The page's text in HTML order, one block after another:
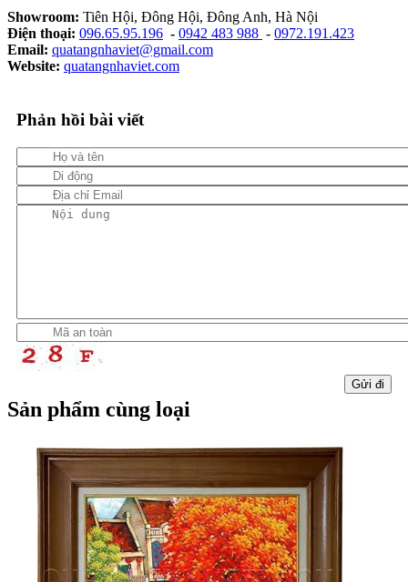
Showroom: Tiên Hội, Đông Hội, Đông Anh, Hà Nội
Điện thoại: 096.65.95.196 - 0942 483 988 - 0972.191.423
Email: quatangnhaviet@gmail.com
Website: quatangnhaviet.com
Phản hồi bài viết
Sản phẩm cùng loại